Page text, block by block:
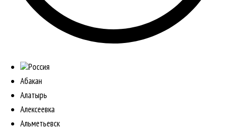
Россия
Абакан
Алатырь
Алексеевка
Альметьевск